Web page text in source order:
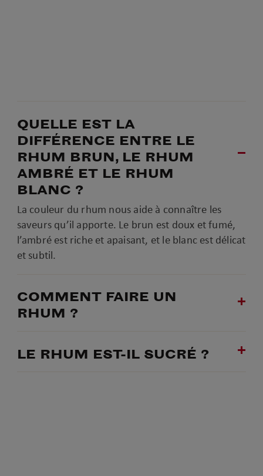
QUELLE EST LA
DIFFÉRENCE ENTRE LE
RHUM BRUN, LE RHUM
AMBRÉ ET LE RHUM
BLANC ?
La couleur du rhum nous aide à connaître les
saveurs qu’il apporte. Le brun est doux et fumé,
l’ambré est riche et apaisant, et le blanc est délicat
et subtil.
COMMENT FAIRE UN
RHUM ?
LE RHUM EST-IL SUCRÉ ?